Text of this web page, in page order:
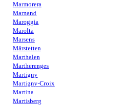
Marmorera
Marnand
Maroggia
Marolta
Marsens
Märstetten
Marthalen
Martherenges
Martigny
Martigny-Croix
Martina
Martisberg